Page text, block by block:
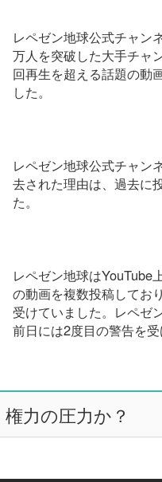
レペゼン地球公式チャン
万人を突破した大手チャ
回再生を超える話題の動
した。
レペゼン地球公式チャン
去された理由は、過去に
た。
レペゼン地球はYouTube
の動画を複数投稿してお
受けていました。レペゼ
前日には2度目の警告を受
権力の圧力か？